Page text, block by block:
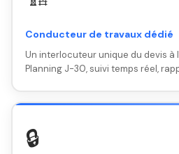
Conducteur de travaux dédié
Un interlocuteur unique du devis à
Planning J-30, suivi temps réel,
🔒